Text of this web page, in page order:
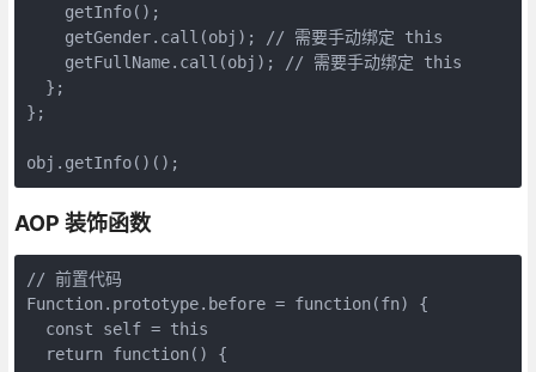
    getInfo();
    getGender.call(obj); // 需要手动绑定 this
    getFullName.call(obj); // 需要手动绑定 this
  };
};
obj.getInfo()();
AOP 装饰函数
// 前置代码
Function.prototype.before = function(fn) {
  const self = this
  return function() {